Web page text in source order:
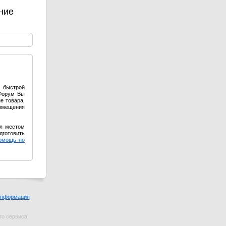
быстрой
Вы
товара.
местом
по
сервиса